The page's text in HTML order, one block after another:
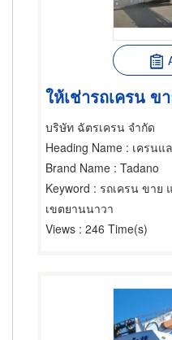
บริษัท ฉัตรเครน จำกัด
Heading Name : เครนและปั้นจั่น,อุปก
Brand Name : Tadano
Keyword : รถเครน ขาย
เขตยานนาวา
Views : 246 Time(s)